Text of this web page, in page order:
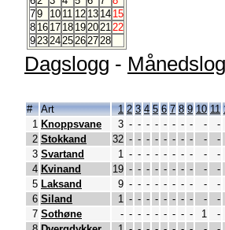
79 10 11 12 13 14 15
8 16 17 18 19202122
9232425262728
Dagslogg -
# Art 1 2 3 4 5 6 7 8 9 10 11
1 Knoppsvane 3 - - - - - - - - -
-
2 Stokkand 32 - - - - - - - - -
-
3 Svartand 1 - - - - - - - - -
-
4 Kvinand 19 - - - - - - - - -
-
5 Laksand 9 - - - - - - - - -
-
6 Siland 1 - - - - - - - - -
-
7 Sothøne - - - - - - - - - 1
-